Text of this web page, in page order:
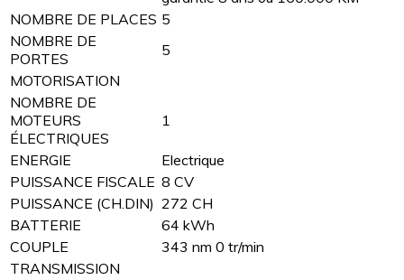
NOMBRE DE PLACES 5
NOMBRE DE
PORTES
5
MOTORISATION
NOMBRE DE
MOTEURS
ÉLECTRIQUES
1
ENERGIE
Electrique
PUISSANCE FISCALE 8 CV
PUISSANCE (CH.DIN) 272 CH
BATTERIE
64 kWh
COUPLE
343 nm 0 tr/min
TRANSMISSION